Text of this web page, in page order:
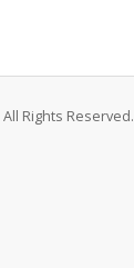
Rights Reserved.